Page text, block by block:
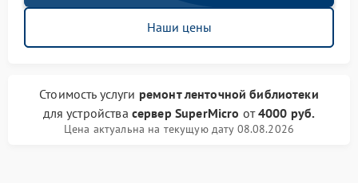
Наши цены
Стоимость услуги ремонт ленточной библиотеки
для устройства сервер SuperMicro от4000 руб.
Цена актуальна на текущую дату 08.08.2026